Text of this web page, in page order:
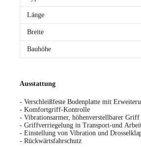
Länge
Breite
Bauhöhe
Ausstattung
- Verschleißfeste Bodenplatte mit
- Komfortgriff-Kontrolle
- Vibrationsarmer, höhenverstellbarer Griff
- Griffverriegelung in Transport-und
- Einstellung von Vibration und
- Rückwärtsfahrschutz